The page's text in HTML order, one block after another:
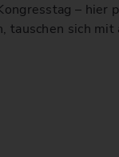
–
tauschen sich